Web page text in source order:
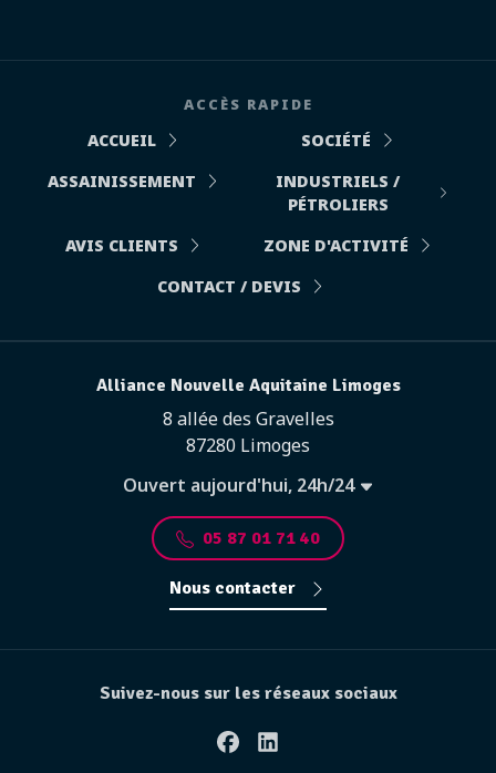
ACCÈS RAPIDE
ACCUEIL
SOCIÉTÉ
ASSAINISSEMENT
INDUSTRIELS /
PÉTROLIERS
AVIS CLIENTS
ZONE D'ACTIVITÉ
CONTACT / DEVIS
Alliance Nouvelle Aquitaine Limoges
8 allée des Gravelles
87280 Limoges
Ouvert aujourd'hui, 24h/24
05 87 01 71 40
Nous contacter
Suivez-nous sur les réseaux sociaux
FacebookLinkedin